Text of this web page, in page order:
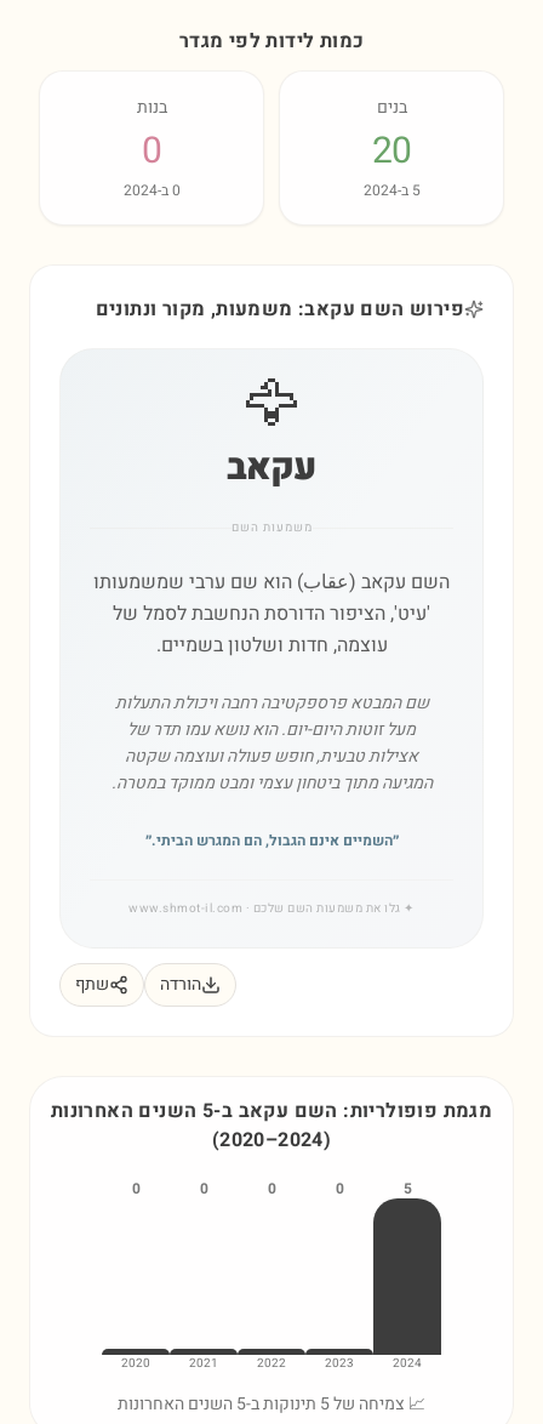
כמות לידות לפי מגדר
בנים
20
5 ב-2024
בנות
0
0ב-2024
פירוש השם עקאב: משמעות, מקור ונתונים
🦅
עקאב
משמעות השם
השם עקאב (عقاب) הוא שם ערבי שמשמעותו
'עיט', הציפור הדורסת הנחשבת לסמל של
עוצמה, חדות ושלטון בשמיים.
שם המבטא פרספקטיבה רחבה ויכולת התעלות
מעל זוטות היום-יום. הוא נושא עמו תדר של
אצילות טבעית, חופש פעולה ועוצמה שקטה
המגיעה מתוך ביטחון עצמי ומבט ממוקד במטרה.
״השמיים אינם הגבול, הם המגרש הביתי.״
✦ גלו את משמעות השם שלכם · www.shmot-il.com
הורדה שתף
מגמת פופולריות: השם עקאב ב-5 השנים האחרונות
(2020–2024)
5
2024
0
2023
0
2022
0
2021
0
2020
📈 צמיחה של 5 תינוקות ב-5 השנים האחרונות